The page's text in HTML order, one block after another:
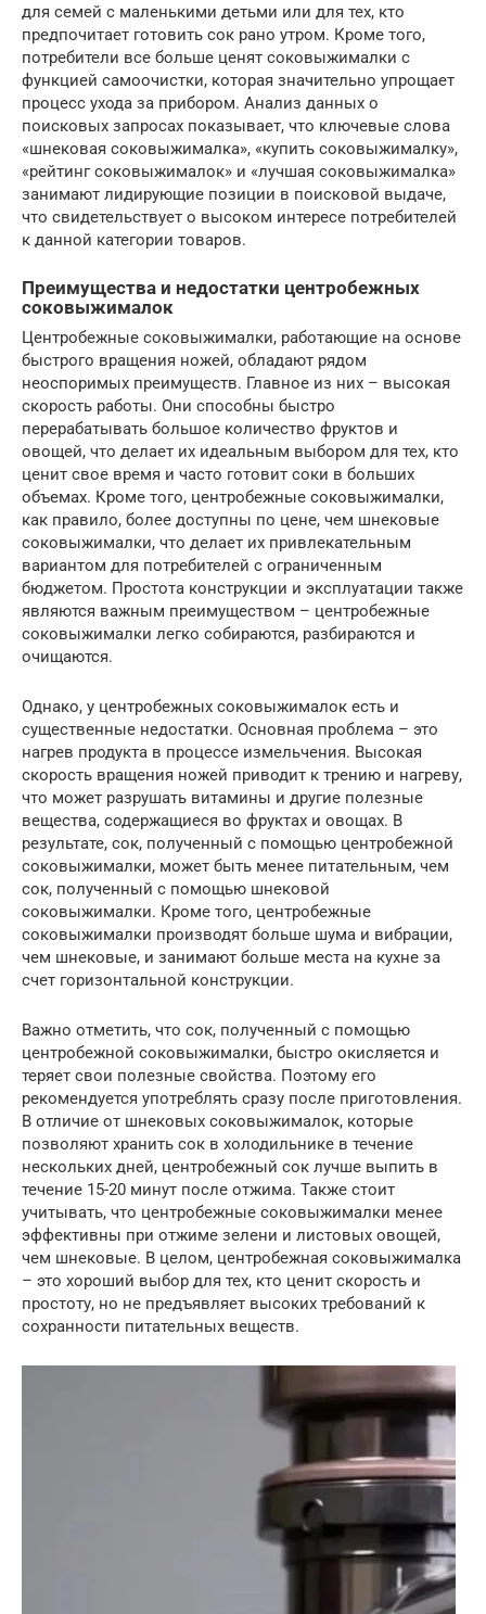
для семей с маленькими детьми или для тех, кто
предпочитает готовить сок рано утром. Кроме того,
потребители все больше ценят соковыжималки с
функцией самоочистки, которая значительно упрощает
процесс ухода за прибором. Анализ данных о
поисковых запросах показывает, что ключевые слова
«шнековая соковыжималка», «купить соковыжималку»,
«рейтинг соковыжималок» и «лучшая соковыжималка»
занимают лидирующие позиции в поисковой выдаче,
что свидетельствует о высоком интересе потребителей
к данной категории товаров.
Преимущества и недостатки центробежных
соковыжималок
Центробежные соковыжималки, работающие на основе
быстрого вращения ножей, обладают рядом
неоспоримых преимуществ. Главное из них – высокая
скорость работы. Они способны быстро
перерабатывать большое количество фруктов и
овощей, что делает их идеальным выбором для тех, кто
ценит свое время и часто готовит соки в больших
объемах. Кроме того, центробежные соковыжималки,
как правило, более доступны по цене, чем шнековые
соковыжималки, что делает их привлекательным
вариантом для потребителей с ограниченным
бюджетом. Простота конструкции и эксплуатации также
являются важным преимуществом – центробежные
соковыжималки легко собираются, разбираются и
очищаются.
Однако, у центробежных соковыжималок есть и
существенные недостатки. Основная проблема – это
нагрев продукта в процессе измельчения. Высокая
скорость вращения ножей приводит к трению и нагреву,
что может разрушать витамины и другие полезные
вещества, содержащиеся во фруктах и овощах. В
результате, сок, полученный с помощью центробежной
соковыжималки, может быть менее питательным, чем
сок, полученный с помощью шнековой
соковыжималки. Кроме того, центробежные
соковыжималки производят больше шума и вибрации,
чем шнековые, и занимают больше места на кухне за
счет горизонтальной конструкции.
Важно отметить, что сок, полученный с помощью
центробежной соковыжималки, быстро окисляется и
теряет свои полезные свойства. Поэтому его
рекомендуется употреблять сразу после приготовления.
В отличие от шнековых соковыжималок, которые
позволяют хранить сок в холодильнике в течение
нескольких дней, центробежный сок лучше выпить в
течение 15-20 минут после отжима. Также стоит
учитывать, что центробежные соковыжималки менее
эффективны при отжиме зелени и листовых овощей,
чем шнековые. В целом, центробежная соковыжималка
– это хороший выбор для тех, кто ценит скорость и
простоту, но не предъявляет высоких требований к
сохранности питательных веществ.